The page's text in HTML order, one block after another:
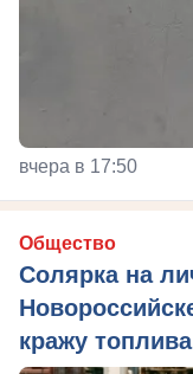
вчера в 17:50
Общество
Солярка на
кражу топлива